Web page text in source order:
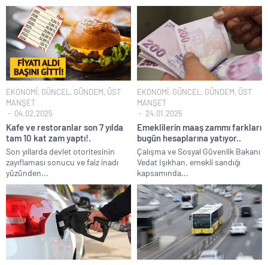
EKONOMİ, GÜNCEL, GÜNDEM, ÜST
MANŞET
04.02.2025
Kafe ve restoranlar son 7 yılda
tam 10 kat zam yaptı!.
Son yıllarda devlet otoritesinin
zayıflaması sonucu ve faiz inadı
yüzünden...
EKONOMİ, GÜNCEL, GÜNDEM, ÜST
MANŞET
24.01.2025
Emeklilerin maaş zammı farkları
bugün hesaplarına yatıyor..
Çalışma ve Sosyal Güvenlik Bakanı
Vedat Işıkhan, emekli sandığı
kapsamında...